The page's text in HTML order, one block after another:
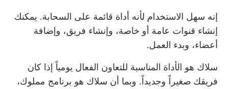
إنه سهل الاستخدام لأنه أداة قائمة على السحابة. يمكنك
إنشاء قنوات عامة أو خاصة، وإنشاء فريق، وإضافة
أعضاء، وبدء العمل.
سلاك هو الأداة المناسبة للتعاون الفعال يومياً إذا كان
فريقك صغيراً وجديداً. وبما أن سلاك هو برنامج مملوك،